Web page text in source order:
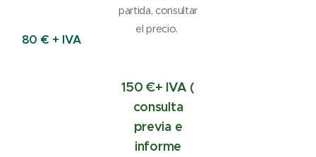
80 € + IVA
partida, consultar
el precio.
150 €+ IVA (
consulta
previa e
informe